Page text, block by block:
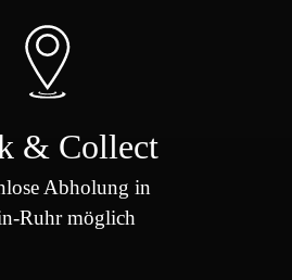
& Collect
Abholung in
Ruhr möglich